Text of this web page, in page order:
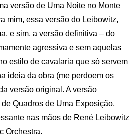
versão de Uma Noite no Monte
mim, essa versão do Leibowitz,
e sim, a versão definitiva – do
agressiva e sem aquelas
estilo de cavalaria que só servem
ideia da obra (me perdoem os
versão original. A versão
Quadros de Uma Exposição,
nas mãos de René Leibowitz
Orchestra.